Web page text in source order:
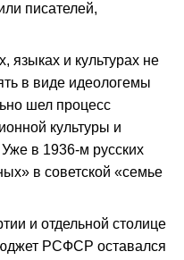
писателей,
языках и культурах не
в виде идеологемы
шел процесс
культуры и
в 1936-м русских
в советской «семье
и отдельной столице
РСФСР оставался